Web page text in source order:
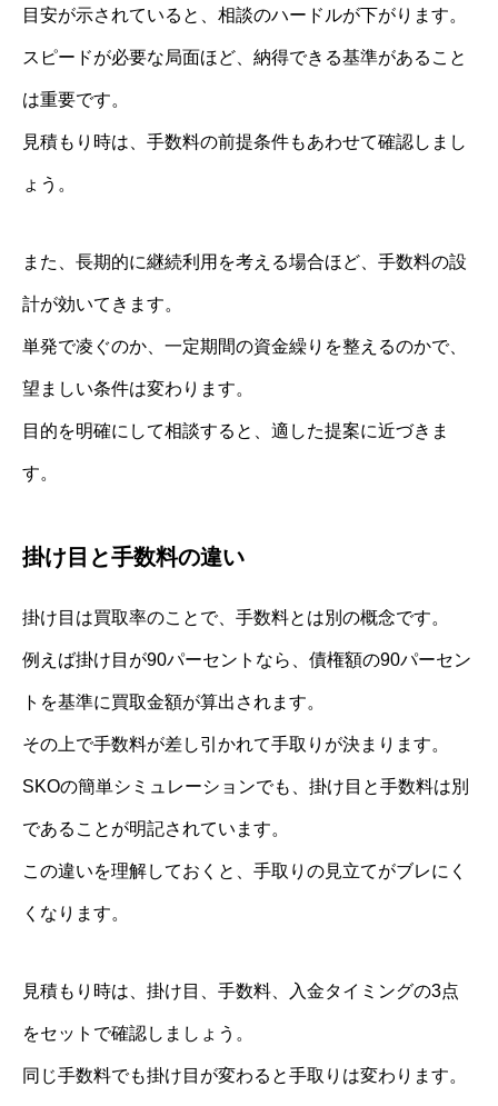
目安が示されていると、相談のハードルが下がります。
スピードが必要な局面ほど、納得できる基準があること
は重要です。
見積もり時は、手数料の前提条件もあわせて確認しまし
ょう。
また、長期的に継続利用を考える場合ほど、手数料の設
計が効いてきます。
単発で凌ぐのか、一定期間の資金繰りを整えるのかで、
望ましい条件は変わります。
目的を明確にして相談すると、適した提案に近づきま
す。
掛け目と手数料の違い
掛け目は買取率のことで、手数料とは別の概念です。
例えば掛け目が90パーセントなら、債権額の90パーセン
トを基準に買取金額が算出されます。
その上で手数料が差し引かれて手取りが決まります。
SKOの簡単シミュレーションでも、掛け目と手数料は別
であることが明記されています。
この違いを理解しておくと、手取りの見立てがブレにく
くなります。
見積もり時は、掛け目、手数料、入金タイミングの3点
をセットで確認しましょう。
同じ手数料でも掛け目が変わると手取りは変わります。